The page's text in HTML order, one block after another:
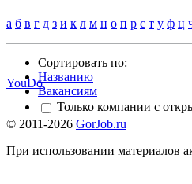
а б в г д з и к л м н о п р с т у ф ц
Сортировать по:
Названию
Вакансиям
Только компании с
YouDo
© 2011-2026 GorJob.ru
При использовании материалов